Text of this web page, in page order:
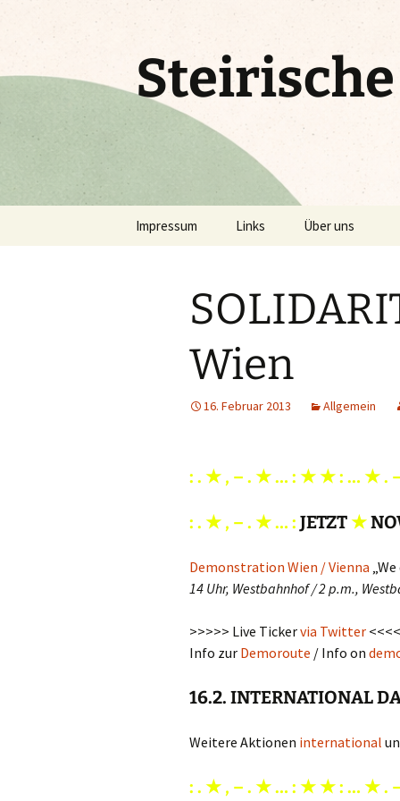
Impressum Links Über uns
Wien
16. Februar 2013 Allgemein
: . ★ ‚ – . ★ … : ★★: … ★ .
: . ★ ‚ – . ★ … : JETZT★
Demonstration Wien / Vienna
14 Uhr, Westbahnhof / 2 p.m.,
>>>>> Live Tickervia Twitter
Info zur Demoroute / Info on
16.2. INTERNATIONAL
Weitere Aktionen international
: . ★ ‚ – . ★ … : ★★: … ★ .